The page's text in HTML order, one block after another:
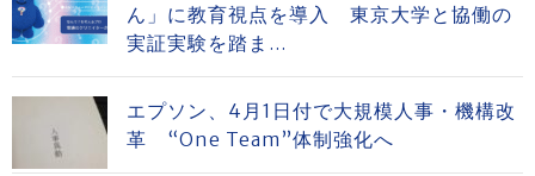
ん」に教育視点を導入 東京大学と協働の
実証実験を踏ま...
エプソン、4月1日付で大規模人事・機構改
革 “One Team”体制強化へ